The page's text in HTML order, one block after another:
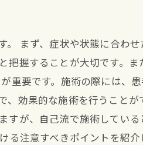
まず、症状や状態に合わ
把握することが大切です。ま
重要です。施術の際には、患
効果的な施術を行うことが
すが、自己流で施術している
る注意すべきポイントを紹